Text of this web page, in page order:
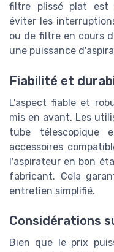
filtre plissé plat est
éviter les
ou de filtre en cours
une puissance
Fiabilité et
L'aspect fiable et
mis en avant. Les
tube télescopique
accessoires
l'aspirateur en bon
fabricant. Cela
entretien simplifié.
Considérations
Bien que le prix